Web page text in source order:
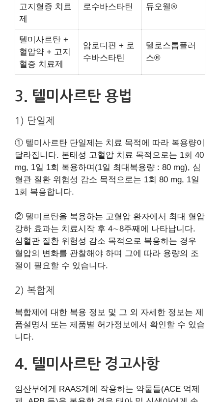
고지혈증 치료
제
로수바스타틴 듀오웰®
텔미사르탄 +
혈압약 + 고지
혈증 치료제
암로디핀 + 로
수바스타틴
텔로스톱플러
스®
3. 텔미사르탄 용법
1) 단일제
① 텔미사르탄 단일제는 치료 목적에 따라 복용량이
달라집니다. 본태성 고혈압 치료 목적으로는 1회 40
mg, 1일 1회 복용하며(1일 최대복용량 : 80 mg), 심
혈관 질환 위험성 감소 목적으로는 1회 80 mg, 1일
1회 복용합니다.
② 텔미르탄을 복용하는 고혈압 환자에서 최대 혈압
강하 효과는 치료시작 후 4∼8주째에 나타납니다.
심혈관 질환 위험성 감소 목적으로 복용하는 경우
혈압의 변화를 관찰해야 하며 그에 따라 용량의 조
절이 필요할 수 있습니다.
2) 복합제
복합제에 대한 복용 정보 및 그 외 자세한 정보는 제
품설명서 또는 제품별 허가정보에서 확인할 수 있습
니다.
4. 텔미사르탄 경고사항
임산부에게 RAAS계에 작용하는 약물들(ACE 억제